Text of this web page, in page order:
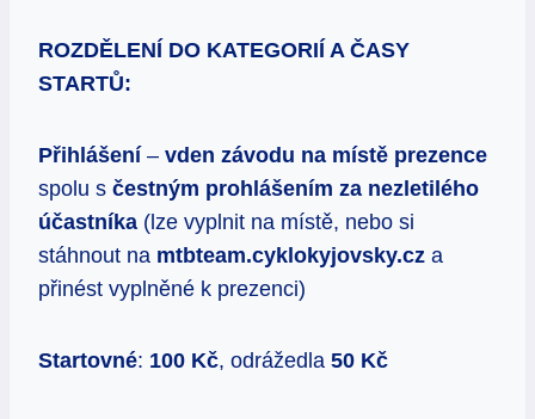
ROZDĚLENÍ DO KATEGORIÍ A ČASY
STARTŮ:
Přihl ášení – vden závodu na místě prezence
spolu s čestným prohl ášením za nezletil ého
účastníka (lze vyplnit na místě, nebo si
stáhnout na mtbteam.cyklokyjovsky.cz a
přinést vyplněné k prezenci)
Startovné: 100 Kč, odrážedla 50 Kč